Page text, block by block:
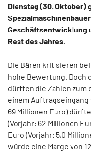
Dienstag (30. Oktober)
Geschäftsentwicklung
Rest des Jahres.
Die Bären kritisieren
hohe Bewertung. Doch
dürften die Zahlen zum
einem Auftragseingang
69 Millionen Euro)
(Vorjahr: 62 Millionen
Euro (Vorjahr: 5,0
würde eine Marge von